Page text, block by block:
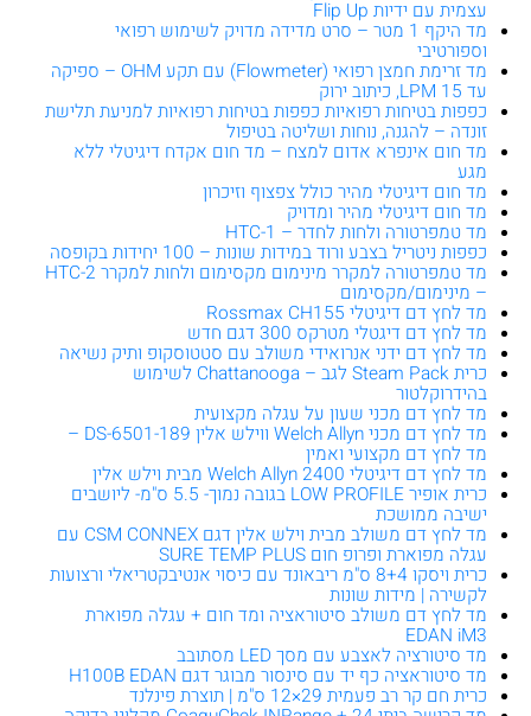
עצמית עם ידיות Flip Up
מד היקף 1 מטר – סרט מדידה מדויק לשימוש רפואי
וספורטיבי
מד זרימת חמצן רפואי (Flowmeter) עם תקע OHM – ספיקה
עד 15 LPM, כיתוב ירוק
כפפות בטיחות רפואיות כפפות בטיחות רפואיות למניעת תלישת
זונדה – להגנה, נוחות ושליטה בטיפול
מד חום אינפרא אדום למצח – מד חום אקדח דיגיטלי ללא
מגע
מד חום דיגיטלי מהיר כולל צפצוף וזיכרון
מד חום דיגיטלי מהיר ומדויק
מד טמפרטורה ולחות לחדר – HTC-1
כפפות ניטריל בצבע ורוד במידות שונות – 100 יחידות בקופסה
מד טמפרטורה למקרר מינימום מקסימום ולחות למקרר HTC-2
– מינימום/מקסימום
מד לחץ דם דיגיטלי Rossmax CH155
מד לחץ דם דיגטלי מטרקס 300 דגם חדש
מד לחץ דם ידני אנרואידי משולב עם סטטוסקופ ותיק נשיאה
כרית Steam Pack לגב – Chattanooga לשימוש
בהידרוקלטור
מד לחץ דם מכני שעון על עגלה מקצועית
מד לחץ דם מכני Welch Allyn ווילש אלין DS-6501-189 –
מד לחץ דם מקצועי ואמין
מד לחץ דם דיגיטלי Welch Allyn 2400 מבית וילש אלין
כרית אופיר LOW PROFILE בגובה נמוך- 5.5 ס"מ- ליושבים
ישיבה ממושכת
מד לחץ דם משולב מבית וילש אלין דגם CSM CONNEX עם
עגלה מפוארת ופרופ חום SURE TEMP PLUS
כרית ויסקו 8+4 ס"מ ריבאונד עם כיסוי אנטיבקטריאלי ורצועות
לקשירה | מידות שונות
מד לחץ דם משולב סיטוראציה ומד חום + עגלה מפוארת
EDAN iM3
מד סיטורציה לאצבע עם מסך LED מסתובב
מד סיטוראציה כף יד עם סינסור מבוגר דגם H100B EDAN
כרית חם קר רב פעמית 29×12 ס"מ | תוצרת פינלנד